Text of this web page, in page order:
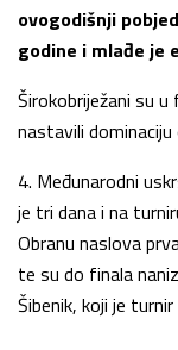
ovogodišnji
godine i mlađe je
Širokobriježani su
nastavili
4. Međunarodni
je tri dana i na
Obranu naslova
te su do finala
Šibenik, koji je